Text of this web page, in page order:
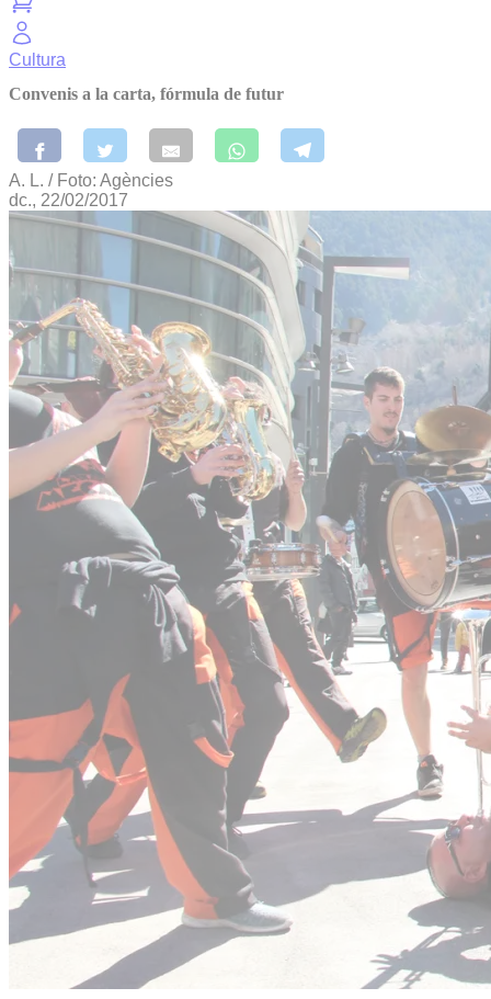
Cultura
Convenis a la carta, fórmula de futur
A. L. / Foto: Agències
dc., 22/02/2017